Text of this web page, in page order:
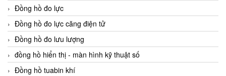
Đồng hồ đo lực
Đồng hồ đo lực căng điện tử
Đồng hồ đo lưu lượng
đồng hồ hiển thị - màn hình kỹ thuật số
Đồng hồ tuabin khí